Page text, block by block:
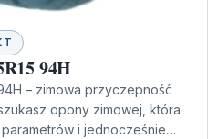
94H
– zimowa przyczepność
opony zimowej, która
i jednocześnie…